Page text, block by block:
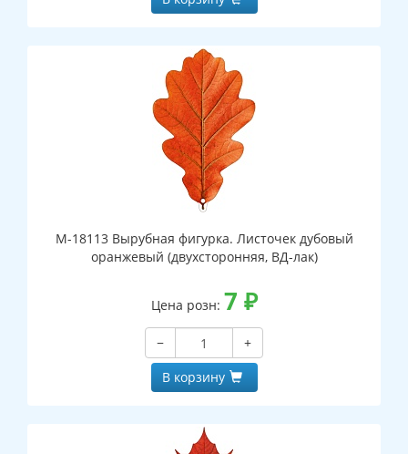
М-18113 Вырубная фигурка. Листочек дубовый
оранжевый (двухсторонняя, ВД-лак)
Цена розн: 7 ₽
−
+
В корзину